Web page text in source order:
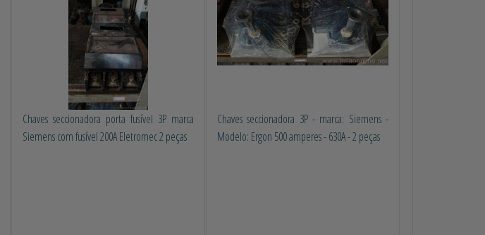
Chaves seccionadora porta fusível 3P marca
Siemens com fusível 200A Eletromec 2 peças
Chaves seccionadora 3P - marca: Siemens -
Modelo: Ergon 500 amperes - 630A - 2 peças